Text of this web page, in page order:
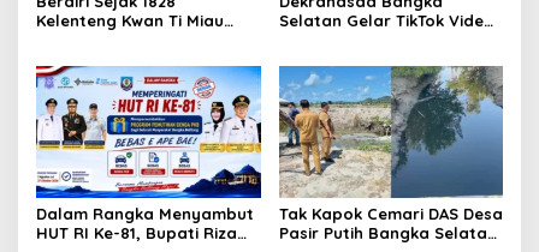
Kelenteng Kwan Ti Miau
Meriah
Selatan Gelar TikTok Video
Dalam Rangka Menyambut
HUT RI Ke-81, Bupati Riza
Tak Kapok Cemari DAS Desa
Pasir Putih Bangka Selatan,